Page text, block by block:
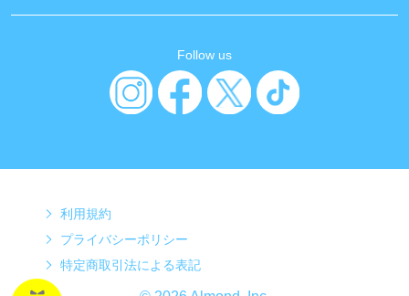
Follow us
利用規約
プライバシーポリシー
特定商取引法による表記